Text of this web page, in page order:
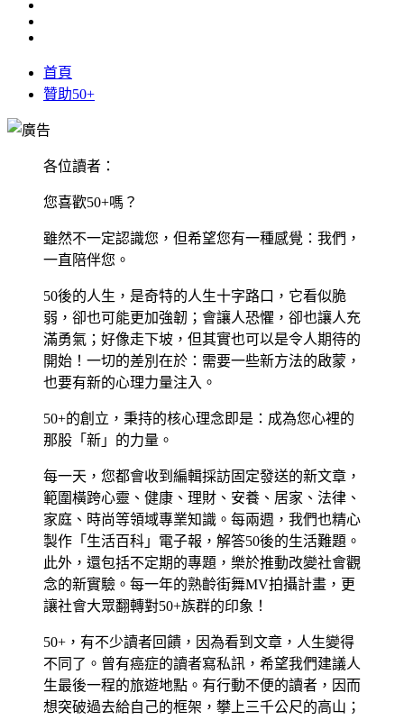
首頁
贊助50+
各位讀者：
您喜歡50+嗎？
雖然不一定認識您，但希望您有一種感覺：我們，
一直陪伴您。
50後的人生，是奇特的人生十字路口，它看似脆
弱，卻也可能更加強韌；會讓人恐懼，卻也讓人充
滿勇氣；好像走下坡，但其實也可以是令人期待的
開始！一切的差別在於：需要一些新方法的啟蒙，
也要有新的心理力量注入。
50+的創立，秉持的核心理念即是：成為您心裡的
那股「新」的力量。
每一天，您都會收到編輯採訪固定發送的新文章，
範圍橫跨心靈、健康、理財、安養、居家、法律、
家庭、時尚等領域專業知識。每兩週，我們也精心
製作「生活百科」電子報，解答50後的生活難題。
此外，還包括不定期的專題，樂於推動改變社會觀
念的新實驗。每一年的熟齡街舞MV拍攝計畫，更
讓社會大眾翻轉對50+族群的印象！
50+，有不少讀者回饋，因為看到文章，人生變得
不同了。曾有癌症的讀者寫私訊，希望我們建議人
生最後一程的旅遊地點。有行動不便的讀者，因而
想突破過去給自己的框架，攀上三千公尺的高山；